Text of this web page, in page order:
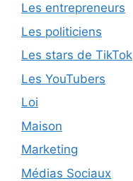
Les entrepreneurs
Les politiciens
Les stars de TikTok
Les YouTubers
Loi
Maison
Marketing
Médias Sociaux